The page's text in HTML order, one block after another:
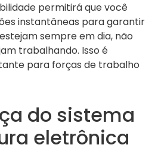
permitirá que você
instantâneas para garantir
sempre em dia, não
trabalhando. Isso é
para forças de trabalho
do sistema
eletrônica